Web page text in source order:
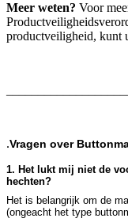
Meer weten? Voor
productveiligheid, kunt
.Vragen over
1. Het lukt mij niet de
hechten?
Het is belangrijk om de
(ongeacht het type